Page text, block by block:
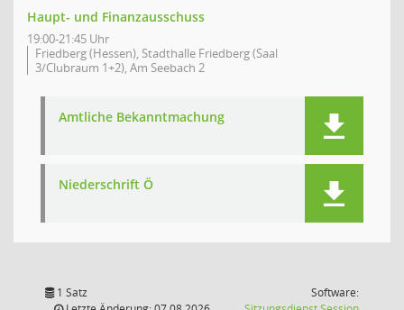
Haupt- und Finanzausschuss
19:00-21:45 Uhr
Friedberg (Hessen), Stadthalle Friedberg (Saal
3/Clubraum 1+2), Am Seebach 2
Amtliche Bekanntmachung
Niederschrift Ö
1 Satz
Software: